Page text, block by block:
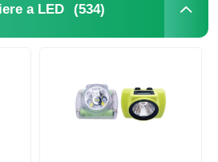
a LED
a LED (534)